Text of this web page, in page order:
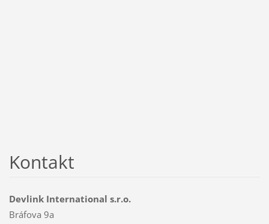
Kontakt
Devlink International s.r.o.
Bráfova 9a